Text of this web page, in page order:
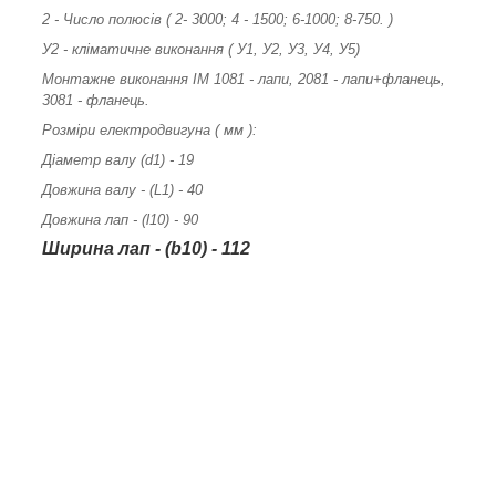
2 - Число полюсів ( 2- 3000; 4 - 1500; 6-1000; 8-750. )
У2 - кліматичне виконання ( У1, У2, У3, У4, У5)
Монтажне виконання ІМ 1081 - лапи, 2081 - лапи+фланець,
3081 - фланець.
Розміри електродвигуна ( мм ):
Діаметр валу (d1) - 19
Довжина валу - (L1) - 40
Довжина лап - (l10) - 90
Ширина лап - (b10) - 112